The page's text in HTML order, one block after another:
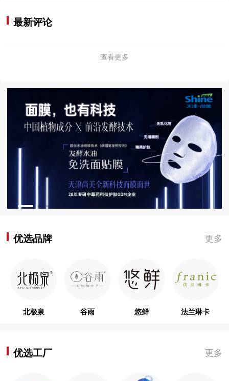
最新评论
查看更多
优选品牌 更多
北极泉 谷雨 悠鲜 法兰琳卡
优选工厂 更多